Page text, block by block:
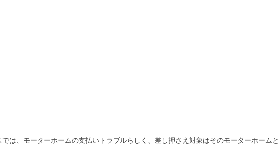
は、モーターホームの支払いトラブルらしく、差し押さえ対象はそのモーターホームと